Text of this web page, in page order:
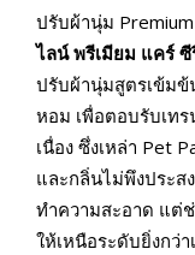
ปรับผ้านุ่ม
ไลน์ พรีเมียม แคร์ ซี
ปรับผ้านุ่มสูตรเข้มข้
หอม เพื่อตอบรับเท
เนื่อง ซึ่งเหล่า Pet
และกลิ่นไม่พึงประส
ทำความสะอาด แต่
ให้เหนือระดับยิ่งกว่า